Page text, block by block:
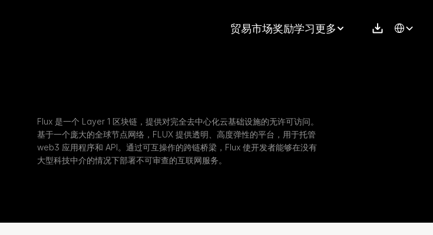
贸易市场奖励学习更多 Select
Flux 是一个 Layer 1 区块链，提供对完全去中心化云基础设施的无许可访问。
基于一个庞大的全球节点网络，FLUX 提供透明、高度弹性的平台，用于托管
web3 应用程序和 API。通过可互操作的跨链桥梁，Flux 使开发者能够在没有
大型科技中介的情况下部署不可审查的互联网服务。